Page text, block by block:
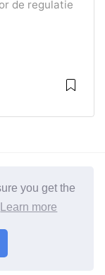
you get the
Learn more
de regulatie